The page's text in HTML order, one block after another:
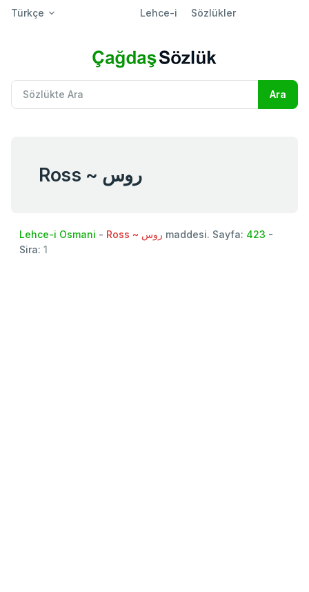
Türkçe Lehce-i Sözlükler
Ross ~ روس
Lehce-i Osmani - Ross ~ روس maddesi. Sayfa: 423 -
Sira: 1